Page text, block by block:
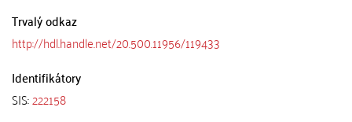
Trvalý odkaz
http://hdl.handle.net/20.500.11956/119433
Identifikátory
SIS:222158